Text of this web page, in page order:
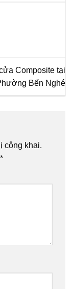
Composite tại
Bến Nghé
công khai.
*